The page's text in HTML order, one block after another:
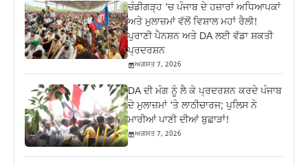
ਚੰਡੀਗੜ੍ਹ ‘ਚ ਪੰਜਾਬ ਦੇ ਹਜ਼ਾਰਾਂ ਅਧਿਆਪਕਾਂ
ਅਤੇ ਮੁਲਾਜ਼ਮਾਂ ਵੱਲੋਂ ਵਿਸ਼ਾਲ ਮਹਾਂ ਰੈਲੀ!
ਪੁਰਾਣੀ ਪੈਨਸ਼ਨ ਅਤੇ DA ਲਈ ਵੱਡਾ ਸ਼ਕਤੀ
ਪ੍ਰਦਰਸ਼ਨ
ਅਗਸਤ 7, 2026
DA ਦੀ ਮੰਗ ਨੂੰ ਲੈ ਕੇ ਪ੍ਰਦਰਸ਼ਨ ਕਰਦੇ ਪੰਜਾਬ
ਦੇ ਮੁਲਾਜ਼ਮਾਂ ‘ਤੇ ਲਾਠੀਚਾਰਜ; ਪੁਲਿਸ ਨੇ
ਮਾਰੀਆਂ ਪਾਣੀ ਦੀਆਂ ਬੁਛਾੜਾਂ!
ਅਗਸਤ 7, 2026